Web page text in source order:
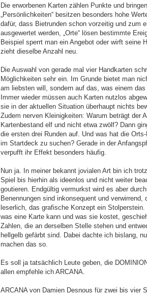
Die erworbenen Karten zählen Punkte und
„Persönlichkeiten“ besitzen besonders hohe
dafür, dass Bietrunden schon vorzeitig und zum
ausgewertet werden, „Orte“ lösen bestimmte
Beispiel sperrt man ein Angebot oder wirft seine
zieht dieselbe Anzahl neu.
Die Auswahl von gerade mal vier Handkarten
Möglichkeiten sehr ein. Im Grunde bietet man
am liebsten will, sondern auf das, was einem
Immer wieder müssen auch Karten nutzlos
sie in der aktuellen Situation überhaupt nichts
Zudem nerven Kleinigkeiten: Warum beträgt der
Kartenbestand elf und nicht etwa zwölf? Dann
die ersten drei Runden auf. Und was hat die Orts-
im Startdeck zu suchen? Gerade in der
verpufft ihr Effekt besonders häufig.
Nun ja. In meiner bekannt jovialen Art bin ich
Spiel bis hierhin als ideenlos und nicht weiter
goutieren. Endgültig vermurkst wird es aber
Benennungen sind inkonsequent und verwirrend,
leserlich, das grafische Konzept ein
was eine Karte kann und was sie kostet,
Zahlen, die an derselben Stelle stehen und
hellgelb gefärbt sind. Dabei dachte ich bislang,
machen das so.
Es soll ja tatsächlich Leute geben, die
allen empfehle ich ARCANA.
ARCANA von Damien Desnous für zwei bis vier